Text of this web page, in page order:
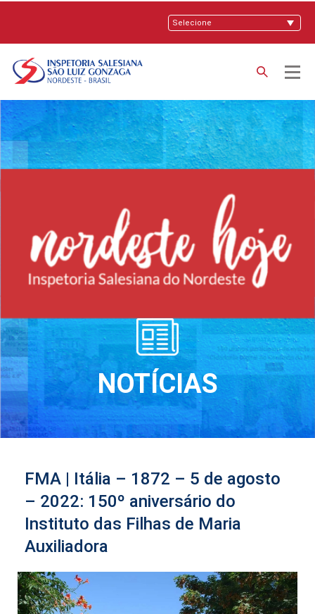
NOTÍCIAS
FMA | Itália – 1872 – 5 de agosto
– 2022: 150º aniversário do
Instituto das Filhas de Maria
Auxiliadora